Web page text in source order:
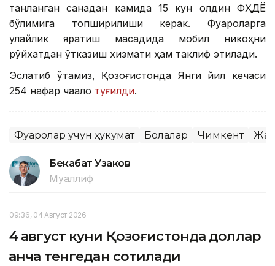
танланган санадан камида 15 кун олдин ФҲДЁ
бўлимига топширилиши керак. Фуқароларга
қулайлик яратиш мақсадида мобил никоҳни
рўйхатдан ўтказиш хизмати ҳам таклиф этилади.
Эслатиб ўтамиз, Қозоғистонда Янги йил кечаси
254 нафар чақалоқ туғилди.
Фуқаролар учун ҳукумат Болалар Чимкент
Бекабат Узаков
Муаллиф
09:36, 04 Август 2026
4 август куни Қозоғистонда доллар
қанча тенгедан сотилади